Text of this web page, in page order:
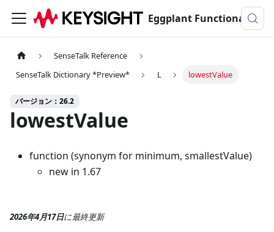
Eggplant Functionalのドキュメンテーション
SenseTalk Reference
SenseTalk Dictionary *Preview*
L lowestValue
バージョン：26.2
lowestValue
function (synonym for minimum, smallestValue)
new in 1.67
2026年4月17日に最終更新